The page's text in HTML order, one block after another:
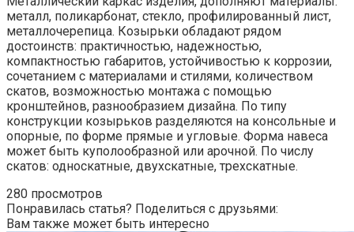
металл, поликарбонат, стекло, профилированный лист,
металлочерепица. Козырьки обладают рядом
достоинств: практичностью, надежностью,
компактностью габаритов, устойчивостью к коррозии,
сочетанием с материалами и стилями, количеством
скатов, возможностью монтажа с помощью
кронштейнов, разнообразием дизайна. По типу
конструкции козырьков разделяются на консольные и
опорные, по форме прямые и угловые. Форма навеса
может быть куполообразной или арочной. По числу
скатов: односкатные, двухскатные, трехскатные.
280 просмотров
Понравилась статья? Поделиться с друзьями:
Вам также может быть интересно